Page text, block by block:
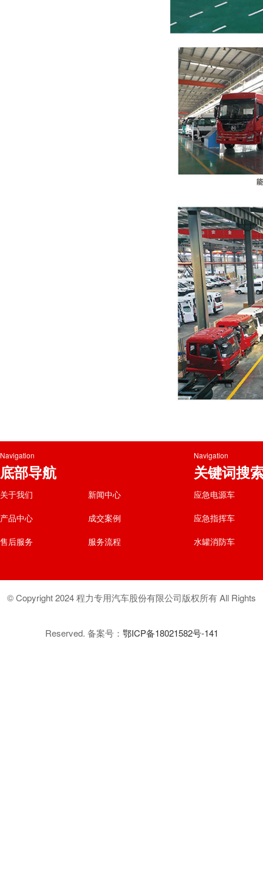
Navigation
底部导航
关于我们
新闻中心
产品中心
成交案例
售后服务
服务流程
Navigation
关键词搜
应急电源车
应急指挥车
水罐消防车
© Copyright 2024 程力专用汽车股份有限公司版权所有 All Rights
Reserved. 备案号： 鄂ICP备18021582号-141